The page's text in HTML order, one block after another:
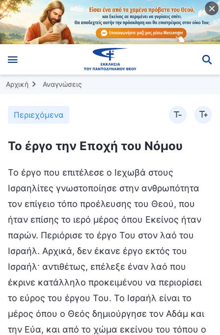
Αρχική Αναγνώσεις
Περιεχόμενα
Το έργο την Εποχή του Νόμου
Το έργο που επιτέλεσε ο Ιεχωβά στους
Ισραηλίτες γνωστοποίησε στην ανθρωπότητα
τον επίγειο τόπο προέλευσης του Θεού, που
ήταν επίσης το ιερό μέρος όπου Εκείνος ήταν
παρών. Περιόρισε το έργο Του στον λαό του
Ισραήλ. Αρχικά, δεν έκανε έργο εκτός του
Ισραήλ· αντιθέτως, επέλεξε έναν λαό που
έκρινε κατάλληλο προκειμένου να περιορίσει
το εύρος του έργου Του. Το Ισραήλ είναι το
μέρος όπου ο Θεός δημιούργησε τον Αδάμ και
την Εύα, και από το χώμα εκείνου του τόπου ο